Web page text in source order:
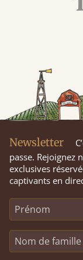
Newsletter
passe. Rejoignez
exclusives
captivants en